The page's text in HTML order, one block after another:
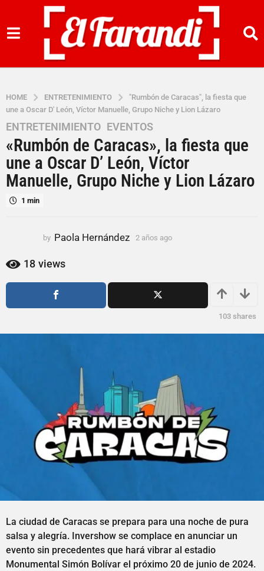
HOME ENTRETENIMIENTO
"Rumbón de Caracas", la fiesta que
une a Oscar D' León, Víctor Manuelle, Grupo Niche y Lion Lázaro
2
a
o
s
a
ñ
o
a
ENTRETENIMIENTO ,EVENTOS
«Rumbón de Caracas», la fiesta que
une a Oscar D’ León, Víctor
Manuelle, Grupo Niche y Lion Lázaro
1 min
by Paola Hernández 2 años ago
s
18 views
103 shares
La ciudad de Caracas se prepara para una noche de pura
salsa y alegría. Invershow se complace en anunciar un
evento sin precedentes que hará vibrar al estadio
Monumental Simón Bolívar el próximo 20 de junio de 2024.